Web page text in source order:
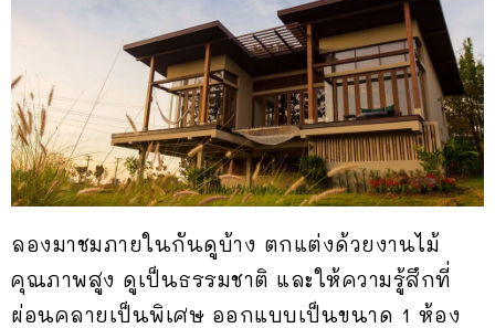
ลองมาชมภายในกันดูบ้าง ตกแต่งด้วยงานไม้
คุณภาพสูง ดูเป็นธรรมชาติ และให้ความรู้สึกที่
ผ่อนคลายเป็นพิเศษ ออกแบบเป็นขนาด 1 ห้อง